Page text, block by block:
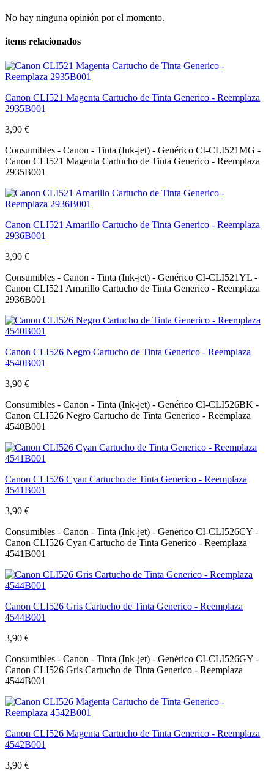
No hay ninguna opinión por el momento.
items relacionados
Canon CLI521 Magenta Cartucho de Tinta Generico - Reemplaza
2935B001
3,90 €
Consumibles - Canon - Tinta (Ink-jet) - Genérico CI-CLI521MG -
Canon CLI521 Magenta Cartucho de Tinta Generico - Reemplaza
2935B001
Canon CLI521 Amarillo Cartucho de Tinta Generico - Reemplaza
2936B001
3,90 €
Consumibles - Canon - Tinta (Ink-jet) - Genérico CI-CLI521YL -
Canon CLI521 Amarillo Cartucho de Tinta Generico - Reemplaza
2936B001
Canon CLI526 Negro Cartucho de Tinta Generico - Reemplaza
4540B001
3,90 €
Consumibles - Canon - Tinta (Ink-jet) - Genérico CI-CLI526BK -
Canon CLI526 Negro Cartucho de Tinta Generico - Reemplaza
4540B001
Canon CLI526 Cyan Cartucho de Tinta Generico - Reemplaza
4541B001
3,90 €
Consumibles - Canon - Tinta (Ink-jet) - Genérico CI-CLI526CY -
Canon CLI526 Cyan Cartucho de Tinta Generico - Reemplaza
4541B001
Canon CLI526 Gris Cartucho de Tinta Generico - Reemplaza
4544B001
3,90 €
Consumibles - Canon - Tinta (Ink-jet) - Genérico CI-CLI526GY -
Canon CLI526 Gris Cartucho de Tinta Generico - Reemplaza
4544B001
Canon CLI526 Magenta Cartucho de Tinta Generico - Reemplaza
4542B001
3,90 €